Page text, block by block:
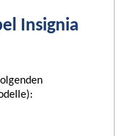
Insignia